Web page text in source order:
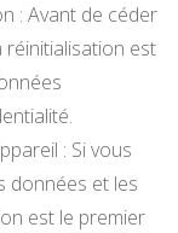
: Avant de céder
réinitialisation est
: Si vous
données et les
est le premier